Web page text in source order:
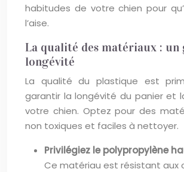
habitudes de votre chien pour
l’aise.
La qualité des matériaux : un
longévité
La qualité du plastique est
garantir la longévité du panier et
votre chien. Optez pour des
non toxiques et faciles à nettoyer.
Privilégiez le polypropylène
Ce matériau est résistant aux